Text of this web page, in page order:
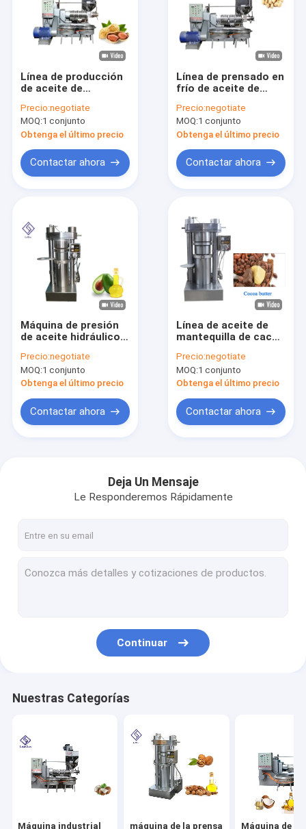
Sobre nosotros
máquina de la prensa de aceite hidráulico
Máquina de la prensa de aceite del tornillo
Línea de producción
de aceite de
media máquina de
prensa de aceite en
China
Precio:negotiate
MOQ:1 conjunto
Obtenga el último precio
Contactar ahora
Línea de prensado en
frío de aceite de
procesamiento de
aceite de maní
máquina de prensado
de aceite
Precio:negotiate
MOQ:1 conjunto
Obtenga el último precio
Contactar ahora
Máquina de presión
de aceite hidráulico
extracción de aceite
de aguacate
Precio:negotiate
MOQ:1 conjunto
Obtenga el último precio
Contactar ahora
Línea de aceite de
mantequilla de cacao
alto rendimiento de
aceite Máquina de
aceite de mantequilla
Precio:negotiate
MOQ:1 conjunto
Obtenga el último precio
Contactar ahora
Deja Un Mensaje
Le Responderemos Rápidamente
Continuar
Nuestras Categorías
Máquina industrial máquina de la prensa Máquina de la